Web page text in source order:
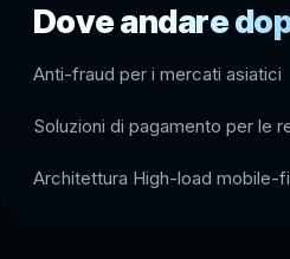
Dove andare
Anti-fraud per i mercati asiatici
Soluzioni di pagamento per le
Architettura High-load mobile-